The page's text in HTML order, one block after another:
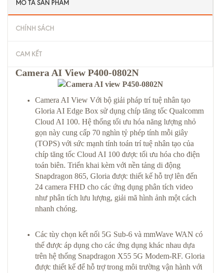
MÔ TẢ SẢN PHẨM
CHÍNH SÁCH
CAM KẾT
Camera AI View P400-0802N
Camera AI View Với bộ giải pháp trí tuệ nhân tạo
Gloria AI Edge Box sử dụng chíp tăng tốc Qualcomm
Cloud AI 100. Hệ thống tối ưu hóa năng lượng nhỏ
gọn này cung cấp 70 nghìn tỷ phép tính mỗi giây
(TOPS) với sức mạnh tính toán trí tuệ nhân tạo của
chíp tăng tốc Cloud AI 100 được tối ưu hóa cho điện
toán biên. Triển khai kèm với nền tảng di động
Snapdragon 865, Gloria được thiết kế hỗ trợ lên đến
24 camera FHD cho các ứng dụng phân tích video
như phân tích lưu lượng, giải mã hình ảnh một cách
nhanh chóng.
Các tùy chọn kết nối 5G Sub-6 và mmWave WAN có
thể được áp dụng cho các ứng dụng khác nhau dựa
trên hệ thống Snapdragon X55 5G Modem-RF. Gloria
được thiết kế để hỗ trợ trong môi trường vận hành với